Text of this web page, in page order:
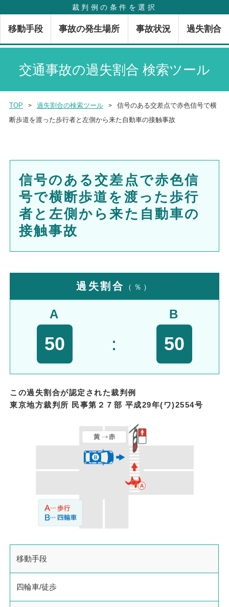
MENU
交通事故の過失割合 検索ツール
TOP 過失割合の検索ツール
信号のある交差点で赤色信号で横
断歩道を渡った歩行者と左側から来た自動車の接触事故
信号のある交差点で赤色信
号で横断歩道を渡った歩行
者と左側から来た自動車の
接触事故
過失割合 （％）
A
50 ：
B
50
この過失割合が認定された裁判例
東京地方裁判所 民事第２７部 平成29年(ワ)2554号
移動手段
四輪車/徒歩
裁判例の条件を選択
移動手段 事故の発生場所 事故状況 過失割合